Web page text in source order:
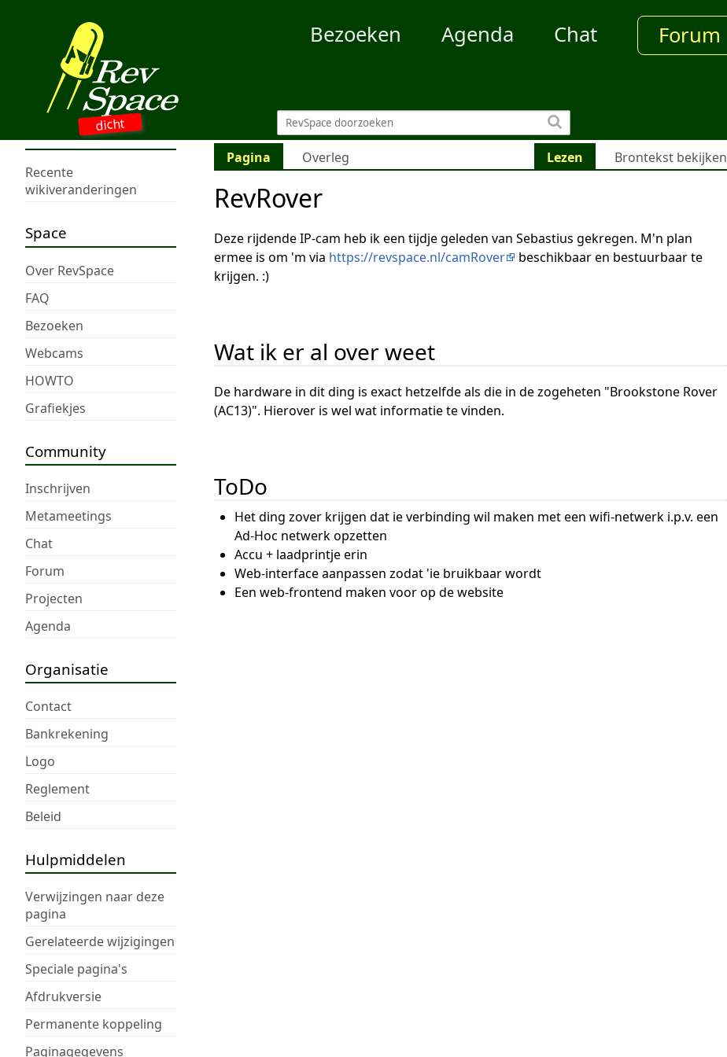
dicht
Bezoeken Agenda Chat Forum
Recente
wikiveranderingen
Space
Over RevSpace
FAQ
Bezoeken
Webcams
HOWTO
Grafiekjes
Community
Inschrijven
Metameetings
Chat
Forum
Projecten
Agenda
Organisatie
Contact
Bankrekening
Logo
Reglement
Beleid
Hulpmiddelen
Verwijzingen naar deze
pagina
Gerelateerde wijzigingen
Speciale pagina's
Afdrukversie
Permanente koppeling
Paginagegevens
Pagina Overleg Lezen Brontekst bekijken
RevRover
Deze rijdende IP-cam heb ik een tijdje geleden van Sebastius gekregen. M'n plan
ermee is om 'm via https://revspace.nl/camRover
beschikbaar en bestuurbaar te
krijgen. :)
Wat ik er al over weet
De hardware in dit ding is exact hetzelfde als die in de zogeheten "Brookstone Rover
(AC13)". Hierover is wel wat informatie te vinden.
ToDo
Het ding zover krijgen dat ie verbinding wil maken met een wifi-netwerk i.p.v. een
Ad-Hoc netwerk opzetten
Accu + laadprintje erin
Web-interface aanpassen zodat 'ie bruikbaar wordt
Een web-frontend maken voor op de website